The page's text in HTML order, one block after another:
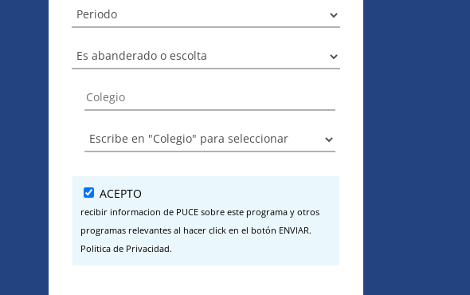
ACEPTO
recibir informacion de PUCE sobre este programa y otros
programas relevantes al hacer click en el botón ENVIAR.
Politica de Privacidad.